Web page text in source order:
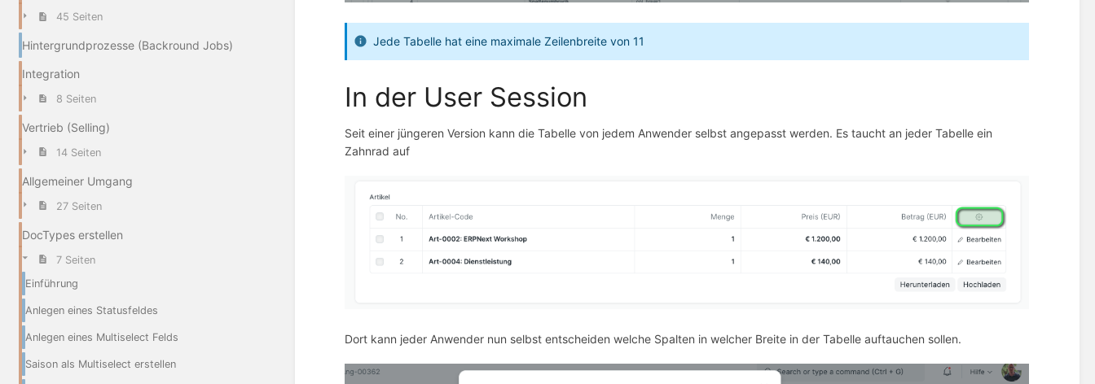
45 Seiten
Hintergrundprozesse (Backround Jobs)
Integration
8 Seiten
Vertrieb (Selling)
14 Seiten
Allgemeiner Umgang
27 Seiten
DocTypes erstellen
7 Seiten
Einführung
Anlegen eines Statusfeldes
Anlegen eines Multiselect Felds
Saison als Multiselect erstellen
Jede Tabelle hat eine maximale Zeilenbreite von 11
In der User Session
Seit einer jüngeren Version kann die Tabelle von jedem Anwender selbst angepasst werden. Es taucht an jeder Tabelle ein
Zahnrad auf
Dort kann jeder Anwender nun selbst entscheiden welche Spalten in welcher Breite in der Tabelle auftauchen sollen.